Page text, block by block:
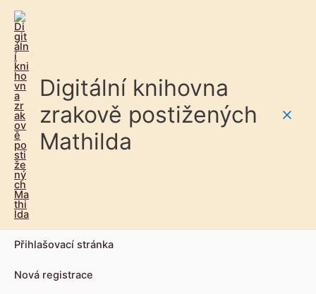
Digitální knihovna
zrakově postižených
Mathilda
Přihlašovací stránka
Nová registrace